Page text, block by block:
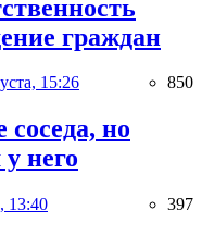
граждан
15:26 850
но
него
13:40 397